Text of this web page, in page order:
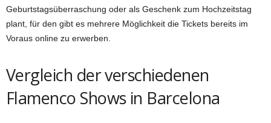
Geburtstagsüberraschung oder als Geschenk zum Hochzeitstag
plant, für den gibt es mehrere Möglichkeit die Tickets bereits im
Voraus online zu erwerben.
Vergleich der verschiedenen
Flamenco Shows in Barcelona